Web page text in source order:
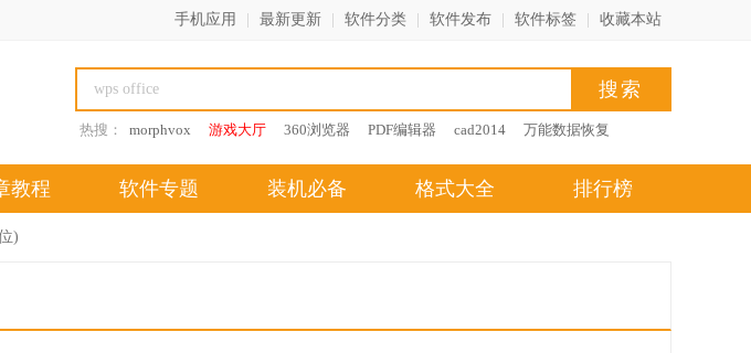
手机应用 最新更新 软件分类 软件发布 软件标签 收藏本站
热搜： morphvox 游戏大厅 360浏览器 PDF编辑器 cad2014 万能数据恢复
教程 软件专题 装机必备 格式大全 排行榜
)